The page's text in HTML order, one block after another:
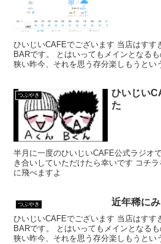
ひいじいCAFEでございます 当店はすす
BARです。 とはいってもメインとなる
狭い昨今、それを思う存分楽しもうとい
つぶやき
ひいじい
た
半月に一度のひいじいCAFE公式ラジオ
き合いしていただけたら幸いです コチ
に飛べますよ
つぶやき 近年稀に
ひいじいCAFEでございます 当店はすす
BARです。 とはいってもメインとなる
狭い昨今、それを思う存分楽しもうとい